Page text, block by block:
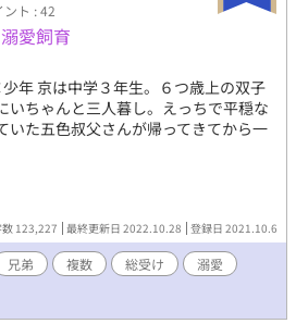
ト : 42
愛飼育
年 京は中学３年生。６つ歳上の双子
いちゃんと三人暮し。えっちで平穏な
いた五色叔父さんが帰ってきてから一
123,227 最終更新日 2022.10.28 登録日 2021.10.6
兄弟 複数 総受け
溺愛